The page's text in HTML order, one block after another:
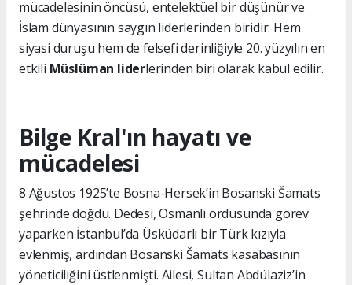
mücadelesinin öncüsü, entelektüel bir düşünür ve
İslam dünyasının saygın liderlerinden biridir. Hem
siyasi duruşu hem de felsefi derinliğiyle 20. yüzyılın en
etkili Müslüman liderlerinden biri olarak kabul edilir.
Bilge Kral'ın hayatı ve
mücadelesi
8 Ağustos 1925’te Bosna-Hersek’in Bosanski Šamats
şehrinde doğdu. Dedesi, Osmanlı ordusunda görev
yaparken İstanbul’da Üsküdarlı bir Türk kızıyla
evlenmiş, ardından Bosanski Šamats kasabasının
yöneticiliğini üstlenmişti. Ailesi, Sultan Abdülaziz’in